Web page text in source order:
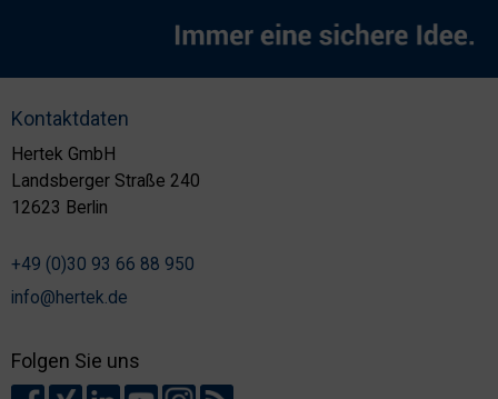
Kontaktdaten
Hertek GmbH
Landsberger Straße 240
12623 Berlin
+49 (0)30 93 66 88 950
info@hertek.de
Folgen Sie uns